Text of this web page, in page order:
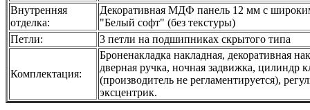
Внутренняя
отделка:
Декоративная МДФ панель 12 мм с
"Белый софт" (без текстуры)
Петли:
3 петли на подшипниках скрытого типа
Комплектация:
Броненакладка накладная, декоративная
дверная ручка, ночная задвижка, цилиндр
(производитель не регламентируется),
эксцентрик.